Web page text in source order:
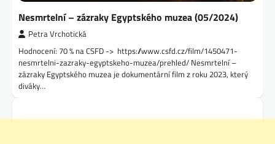
Nesmrtelní – zázraky Egyptského muzea (05/2024)
Petra Vrchotická
Hodnocení: 70 % na CSFD -> https://www.csfd.cz/film/1450471-
nesmrtelni-zazraky-egyptskeho-muzea/prehled/ Nesmrtelní –
zázraky Egyptského muzea je dokumentární film z roku 2023, který
diváky…